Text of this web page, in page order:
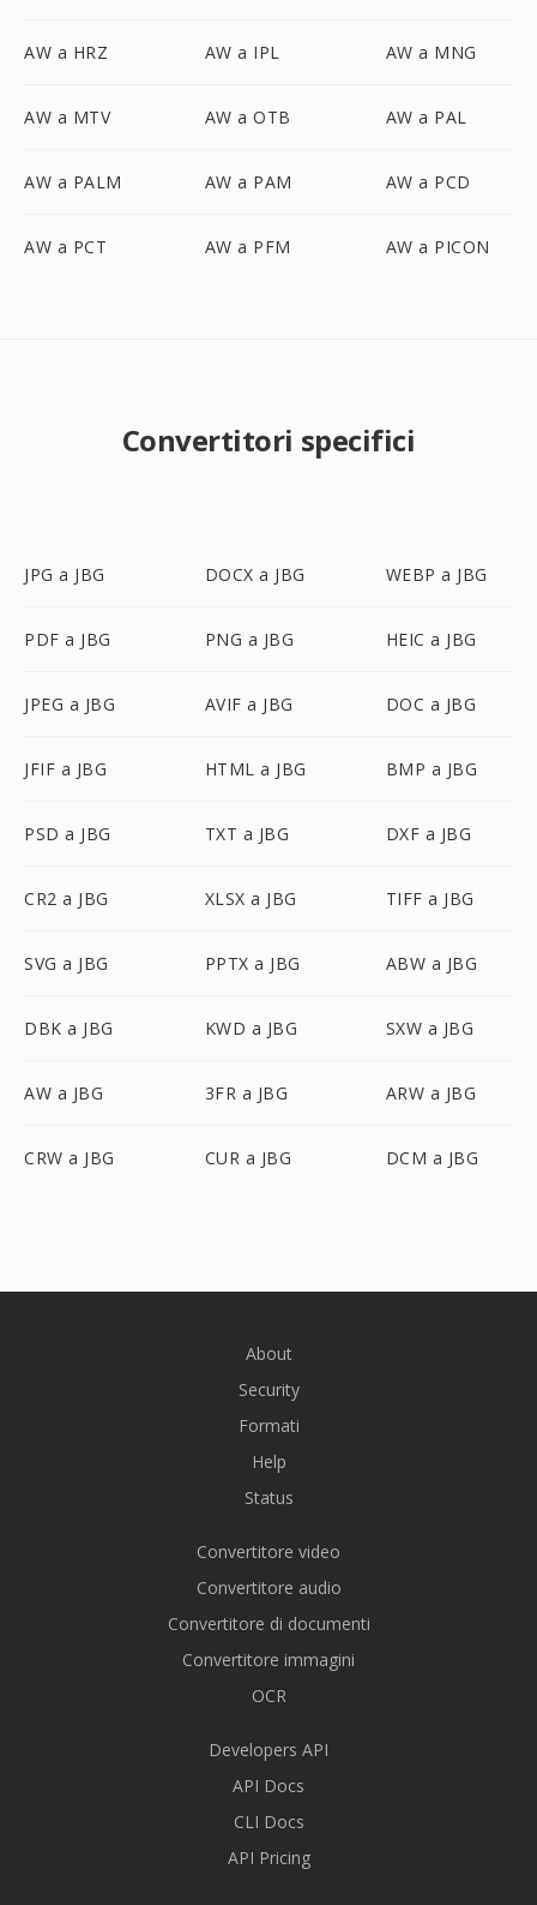
AW a HRZ AW a IPL AW a MNG
AW a MTV AW a OTB AW a PAL
AW a PALM AW a PAM AW a PCD
AW a PCT AW a PFM AW a PICON
Convertitori specifici
JPG a JBG DOCX a JBG WEBP a JBG
PDF a JBG PNG a JBG HEIC a JBG
JPEG a JBG AVIF a JBG DOC a JBG
JFIF a JBG HTML a JBG BMP a JBG
PSD a JBG TXT a JBG DXF a JBG
CR2 a JBG XLSX a JBG TIFF a JBG
SVG a JBG PPTX a JBG ABW a JBG
DBK a JBG KWD a JBG SXW a JBG
AW a JBG 3FR a JBG ARW a JBG
CRW a JBG CUR a JBG DCM a JBG
About
Security
Formati
Help
Status
Convertitore video
Convertitore audio
Convertitore di documenti
Convertitore immagini
OCR
Developers API
API Docs
CLI Docs
API Pricing